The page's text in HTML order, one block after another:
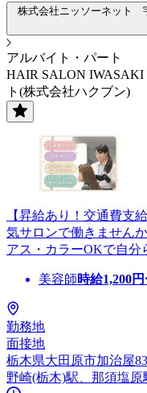
株式会社ニッソーネット
アルバイト・パート
HAIR SALON IWASAKI
ト(株式会社ハクブン)
【昇給あり！交通費
気サロンで働きません
アス・カラーOKで自分
美容師時給1,200
勤務地
面接地
栃木県大田原市加治屋
野崎(栃木)駅、那須塩原